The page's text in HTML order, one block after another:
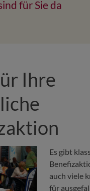
für Sie da
Ihre
Es gibt
auch viele
für